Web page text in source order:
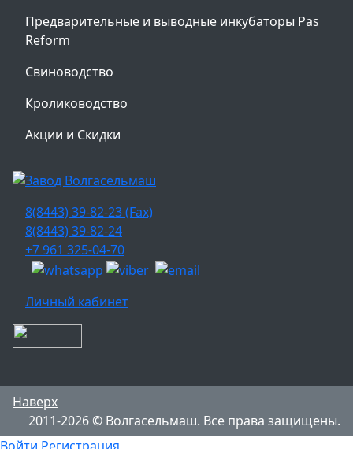
Предварительные и выводные инкубаторы Pas
Reform
Свиноводство
Кролиководство
Акции и Скидки
8(8443) 39-82-23 (Fax)
8(8443) 39-82-24
+7 961 325-04-70
Личный кабинет
Наверх
2011-2026 © Волгасельмаш. Все права защищены.